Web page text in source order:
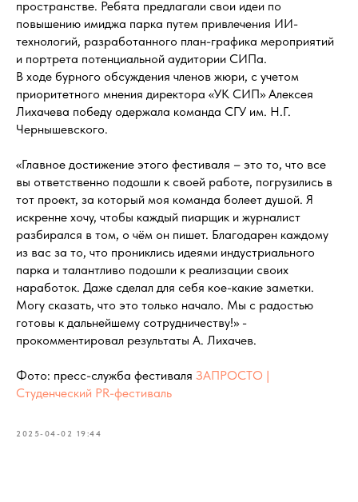
пространстве. Ребята предлагали свои идеи по
повышению имиджа парка путем привлечения ИИ-
технологий, разработанного план-графика мероприятий
и портрета потенциальной аудитории СИПа.
В ходе бурного обсуждения членов жюри, с учетом
приоритетного мнения директора «УК СИП» Алексея
Лихачева победу одержала команда СГУ им. Н.Г.
Чернышевского.
«Главное достижение этого фестиваля – это то, что все
вы ответственно подошли к своей работе, погрузились в
тот проект, за который моя команда болеет душой. Я
искренне хочу, чтобы каждый пиарщик и журналист
разбирался в том, о чём он пишет. Благодарен каждому
из вас за то, что прониклись идеями индустриального
парка и талантливо подошли к реализации своих
наработок. Даже сделал для себя кое-какие заметки.
Могу сказать, что это только начало. Мы с радостью
готовы к дальнейшему сотрудничеству!» -
прокомментировал результаты А. Лихачев.
Фото: пресс-служба фестиваля ЗАПРОСТО |
Студенческий PR-фестиваль
2025-04-02 19:44